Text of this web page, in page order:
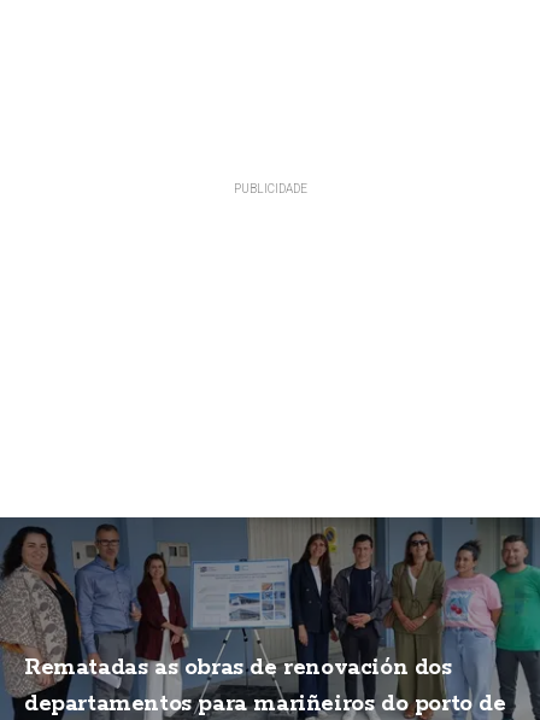
Rematadas as obras de renovación dos
departamentos para mariñeiros do porto de